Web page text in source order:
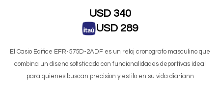
USD 340
USD 289
El Casio Edifice EFR-575D-2ADF es un reloj cronografo masculino que
combina un diseno sofisticado con funcionalidades deportivas ideal
para quienes buscan precision y estilo en su vida diariann